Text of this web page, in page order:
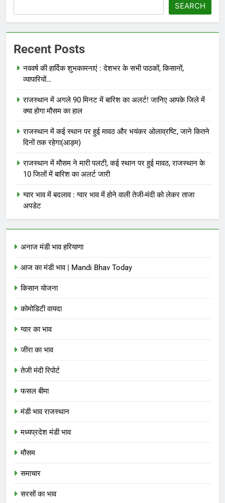
SEARCH
Recent Posts
नववर्ष की हार्दिक शुभकामनाएं : देशभर के सभी पाठकों, किसानों,
व्यापारियों…
राजस्थान में अगले 90 मिनट में बारिश का अलर्ट! जानिए आपके जिले में
क्या होगा मौसम का हाल
राजस्थान में कई स्थान पर हुई मावठ और भयंकर ओलाव्रष्टि, जाने कितने
दिनों तक रहेगा(आड़म)
राजस्थान में मौसम ने मारी पलटी, कई स्थान पर हुई मावठ, राजस्थान के
10 जिलों में बारिश का अलर्ट जारी
ग्वार भाव में बदलाव : ग्वार भाव में होने वाली तेजी-मंदी को लेकर ताजा
अपडेट
अनाज मंडी भाव हरियाणा
आज का मंडी भाव | Mandi Bhav Today
किसान योजना
कोमोडिटी वायदा
ग्वार का भाव
जीरा का भाव
तेजी मंदी रिपोर्ट
फसल बीमा
मंडी भाव राजस्थान
मध्यप्रदेश मंडी भाव
मौसम
समाचार
सरसों का भाव